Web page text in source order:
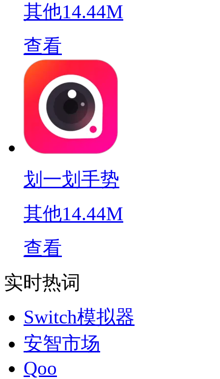
其他14.44M
查看
划一划手势
其他14.44M
查看
实时热词
Switch模拟器
安智市场
Qoo